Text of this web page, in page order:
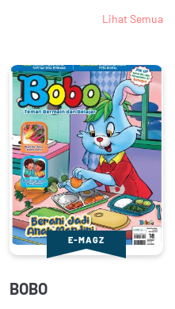
Lihat Semua
E-MAGZ
BOBO